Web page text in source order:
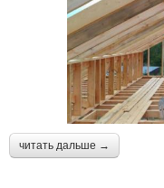
читать дальше →